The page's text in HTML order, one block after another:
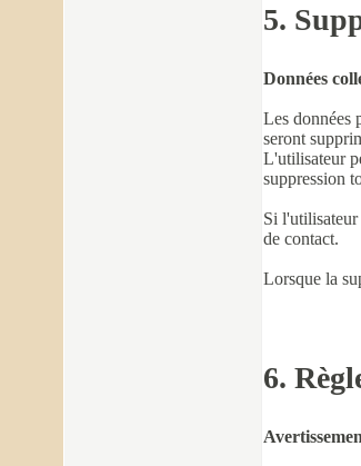
5.
Données
Les données
seront
L'utilisateur
suppression
Si
de contact.
Lorsque la
6.